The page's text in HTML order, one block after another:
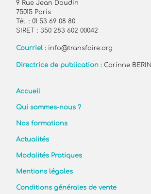
9 Rue Jean Daudin
75015 Paris
Tél. : 01 53 69 08 80
SIRET : 350 283 602 00042
Courriel : info@transfaire.org
Directrice de publication :Corinne
Accueil
Qui sommes-nous ?
Nos formations
Actualités
Modalités Pratiques
Mentions légales
Conditions générales de vente